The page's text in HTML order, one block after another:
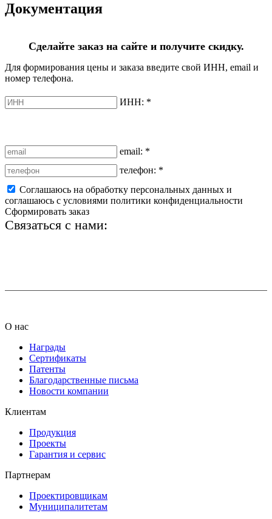
Документация
Сделайте заказ на сайте и получите скидку.
Для формирования цены и заказа введите свой ИНН, email и
номер телефона.
ИНН: *
email: *
телефон: *
Соглашаюсь на обработку персональных данных и
соглашаюсь с условиями политики конфиденциальности
Сформировать заказ
Связаться с нами:
О нас
Награды
Сертификаты
Патенты
Благодарственные письма
Новости компании
Клиентам
Продукция
Проекты
Гарантия и сервис
Партнерам
Проектировщикам
Муниципалитетам